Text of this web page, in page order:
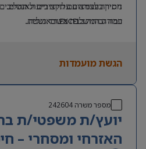
חתירה לצמצום עלויות וייעול
עבודה המשלבת משרד ושטח.
ניסיון בעבודה עם תקציבים וגאנטים.
רמה גבוהה בEXCELובאנגלית.
הגשת מועמדות
מספר משרה242604
יועץ/ת משפטי/ת
האזרחי ומסחרי –